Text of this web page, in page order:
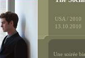
USA / 2010
13.10.2010
Une soirée